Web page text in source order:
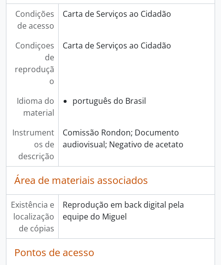
Condições
de acesso
Carta de Serviços ao Cidadão
Condiçoes
de
reproduçã
o
Carta de Serviços ao Cidadão
Idioma do
material
português do Brasil
Instrument
os de
descrição
Comissão Rondon; Documento
audiovisual; Negativo de acetato
Área de materiais associados
Existência e
localização
de cópias
Reprodução em back digital pela
equipe do Miguel
Pontos de acesso